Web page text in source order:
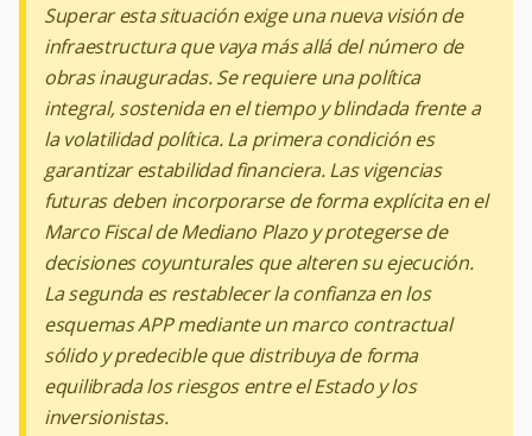
Superar esta situación exige una nueva visión de
infraestructura que vaya más allá del número de
obras inauguradas. Se requiere una política
integral, sostenida en el tiempo y blindada frente a
la volatilidad política. La primera condición es
garantizar estabilidad financiera. Las vigencias
futuras deben incorporarse de forma explícita en el
Marco Fiscal de Mediano Plazo y protegerse de
decisiones coyunturales que alteren su ejecución.
La segunda es restablecer la confianza en los
esquemas APP mediante un marco contractual
sólido y predecible que distribuya de forma
equilibrada los riesgos entre el Estado y los
inversionistas.